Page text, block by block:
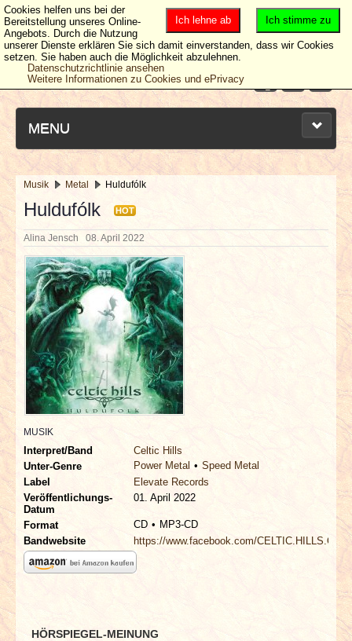
MENU
NEUESTE ARTIKEL
NEWS & DATES
BERICHTE
VERLOSUNGEN
INTERVIEWS
SPECIALS
REDAKTION
LINKS
ARCHIV
Musik Metal Huldufólk
Huldufólk HOT
Alina Jensch 08. April 2022
MUSIK
Interpret/Band
Celtic Hills
Unter-Genre
Power Metal
Speed Metal
Label
Elevate Records
Veröffentlichungs-
Datum
01. April 2022
Format CD
MP3-CD
Bandwebsite
https://www.facebook.com/
HÖRSPIEGEL-MEINUNG
Ich stimme zu
Ich lehne ab
Cookies helfen uns bei der
Bereitstellung unseres Online-
Angebots. Durch die Nutzung
unserer Dienste erklären Sie sich damit einverstanden, dass wir Cookies
setzen. Sie haben auch die Möglichkeit abzulehnen.
Datenschutzrichtlinie ansehen
Weitere Informationen zu Cookies und ePrivacy